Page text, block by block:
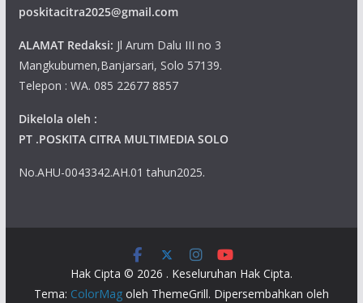
poskitacitra2025@gmail.com
ALAMAT Redaksi: Jl Arum Dalu III no 3
Mangkubumen,Banjarsari, Solo 57139.
Telepon : WA. 085 22677 8857
Dikelola oleh :
PT .POSKITA CITRA MULTIMEDIA SOLO
No.AHU-0043342.AH.01 tahun2025.
Hak Cipta © 2026 . Keseluruhan Hak Cipta.
Tema: ColorMagoleh ThemeGrill. Dipersembahkan oleh